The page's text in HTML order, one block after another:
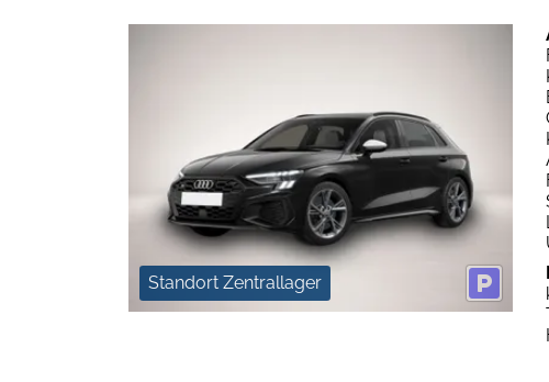
Standort Zentrallager